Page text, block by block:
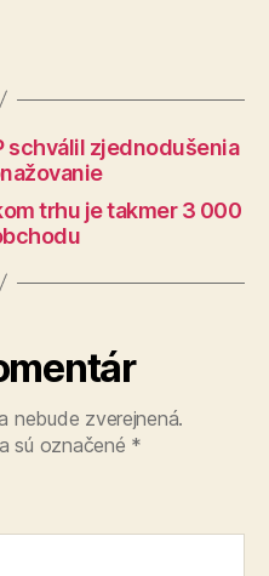
schválil zjednodušenia
trhu je takmer 3 000
nebude zverejnená.
sú označené *